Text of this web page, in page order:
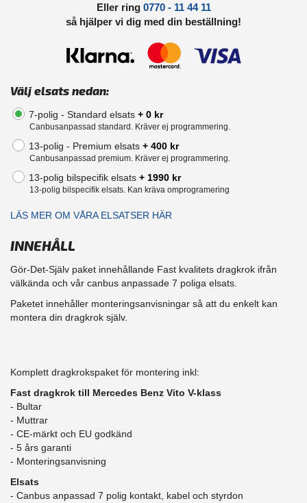
Eller ring 0770 - 11 44 11
så hjälper vi dig med din beställning!
Välj elsats nedan:
7-polig - Standard elsats + 0 kr
Canbusanpassad standard. Kräver ej programmering.
13-polig - Premium elsats + 400 kr
Canbusanpassad premium. Kräver ej programmering.
13-polig bilspecifik elsats + 1990 kr
13-polig bilspecifik elsats. Kan kräva omprogramering
LÄS MER OM VÅRA ELSATSER HÄR
INNEHÅLL
Gör-Det-Själv paket innehållande Fast kvalitets dragkrok ifrån
välkända och vår canbus anpassade 7 poliga elsats.
Paketet innehåller monteringsanvisningar så att du enkelt kan
montera din dragkrok själv.
Komplett dragkrokspaket för montering inkl:
Fast dragkrok till Mercedes Benz Vito V-klass
- Bultar
- Muttrar
- CE-märkt och EU godkänd
​- 5 års garanti
- Monteringsanvisning
Elsats
- Canbus anpassad 7 polig kontakt, kabel och styrdon